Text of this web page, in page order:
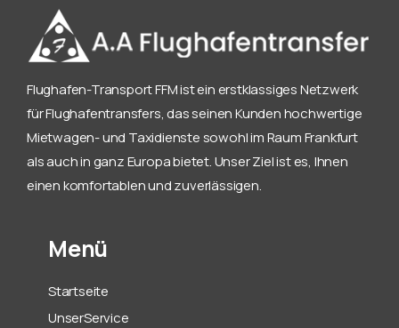
Flughafen-Transport FFM ist ein erstklassiges Netzwerk
für Flughafentransfers, das seinen Kunden hochwertige
Mietwagen- und Taxidienste sowohl im Raum Frankfurt
als auch in ganz Europa bietet. Unser Ziel ist es, Ihnen
einen komfortablen und zuverlässigen.
Menü
Startseite
UnserService